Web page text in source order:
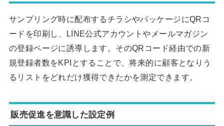
サンプリング時に配布するチラシやパッケージにQRコ
ードを印刷し、LINE公式アカウントやメールマガジン
の登録ページに誘導します。そのQRコード経由での新
規登録者数をKPIとすることで、将来的に顧客となりう
るリストをどれだけ獲得できたかを測定できます。
販売促進を意識した設定例